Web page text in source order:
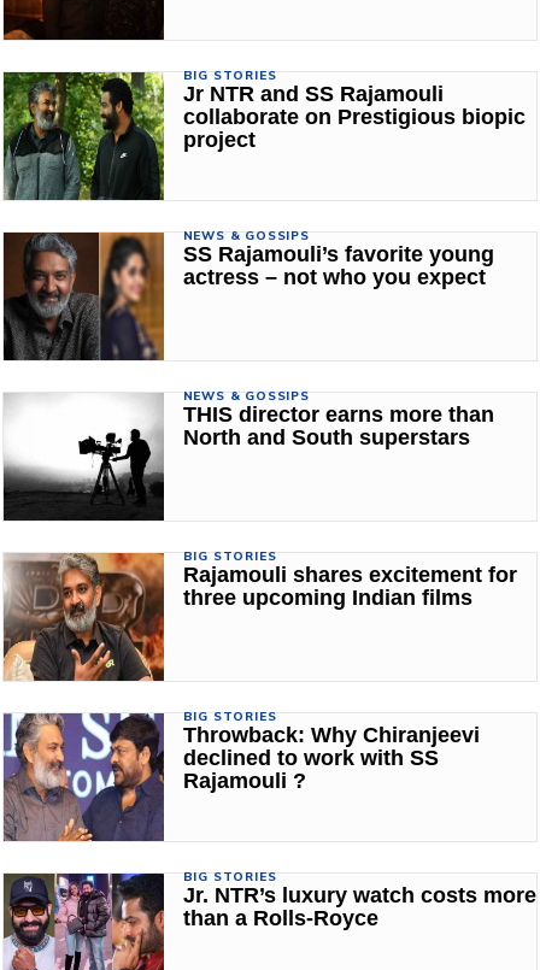
BIG STORIES
Jr NTR and SS Rajamouli
collaborate on Prestigious biopic
project
NEWS & GOSSIPS
SS Rajamouli’s favorite young
actress – not who you expect
NEWS & GOSSIPS
THIS director earns more than
North and South superstars
BIG STORIES
Rajamouli shares excitement for
three upcoming Indian films
BIG STORIES
Throwback: Why Chiranjeevi
declined to work with SS
Rajamouli ?
BIG STORIES
Jr. NTR’s luxury watch costs more
than a Rolls-Royce